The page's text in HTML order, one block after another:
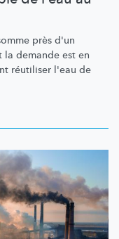
près d'un
demande est en
réutiliser l'eau de